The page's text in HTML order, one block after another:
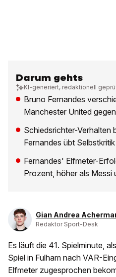
Darum gehts
KI-generiert, redaktionell
Bruno Fernandes
Manchester United
Schiedsrichter-Verhalten
Fernandes übt Selbstkritik
Fernandes' Elfmeter-
Prozent, höher als Messi
Gian Andrea
Redaktor Sport-Desk
Es läuft die 41. Spielminute,
Spiel in Fulham nach VAR-
Elfmeter zugesprochen